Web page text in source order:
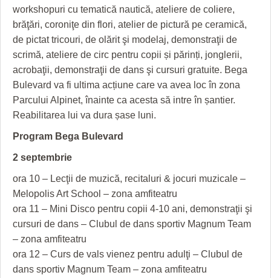
workshopuri cu tematică nautică, ateliere de coliere,
brăţări, coroniţe din flori, atelier de pictură pe ceramică,
de pictat tricouri, de olărit şi modelaj, demonstraţii de
scrimă, ateliere de circ pentru copii și părinți, jonglerii,
acrobaţii, demonstraţii de dans şi cursuri gratuite. Bega
Bulevard va fi ultima acțiune care va avea loc în zona
Parcului Alpinet, înainte ca acesta să intre în șantier.
Reabilitarea lui va dura șase luni.
Program Bega Bulevard
2 septembrie
ora 10 – Lecţii de muzică, recitaluri & jocuri muzicale –
Melopolis Art School – zona amfiteatru
ora 11 – Mini Disco pentru copii 4-10 ani, demonstraţii şi
cursuri de dans – Clubul de dans sportiv Magnum Team
– zona amfiteatru
ora 12 – Curs de vals vienez pentru adulţi – Clubul de
dans sportiv Magnum Team – zona amfiteatru